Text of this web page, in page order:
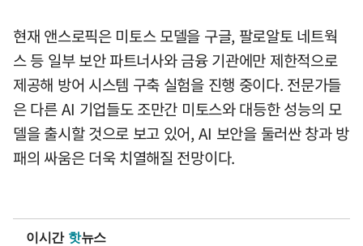
현재 앤스로픽은 미토스 모델을 구글, 팔로알토 네트웍
스 등 일부 보안 파트너사와 금융 기관에만 제한적으로
제공해 방어 시스템 구축 실험을 진행 중이다. 전문가들
은 다른 AI 기업들도 조만간 미토스와 대등한 성능의 모
델을 출시할 것으로 보고 있어, AI 보안을 둘러싼 창과 방
패의 싸움은 더욱 치열해질 전망이다.
이시간 핫뉴스